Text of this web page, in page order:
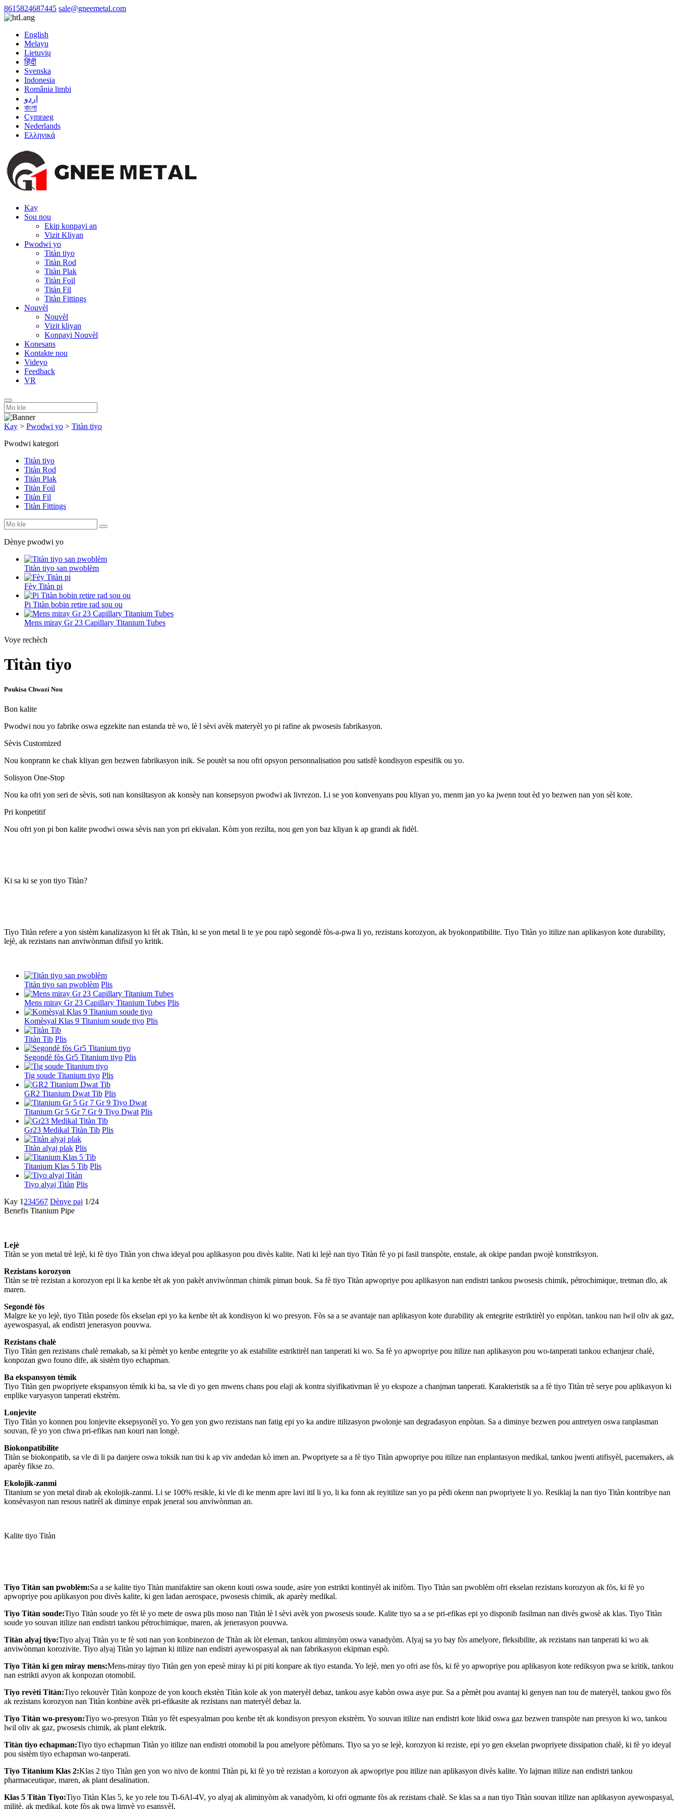
8615824687445 sale@gneemetal.com
Lang
English
Melayu
Lietuvių
हिंदी
Svenska
Indonesia
România limbi
اردو
বাংলা
Cymraeg
Nederlands
Ελληνικά
Kay
Sou nou
Ekip konpayi an
Vizit Kliyan
Pwodwi yo
Titàn tiyo
Titàn Rod
Titàn Plak
Titàn Foil
Titàn Fil
Titàn Fittings
Nouvèl
Nouvèl
Vizit kliyan
Konpayi Nouvèl
Konesans
Kontakte nou
Videyo
Feedback
VR
Kay > Pwodwi yo > Titàn tiyo
Pwodwi kategori
Titàn tiyo
Titàn Rod
Titàn Plak
Titàn Foil
Titàn Fil
Titàn Fittings
Dènye pwodwi yo
Titàn tiyo san pwoblèm
Fèy Titàn pi
Pi Titàn bobin retire rad sou ou
Mens miray Gr 23 Capillary Titanium Tubes
Voye rechèch
Titàn tiyo
Poukisa Chwazi Nou
Bon kalite
Pwodwi nou yo fabrike oswa egzekite nan estanda trè wo, lè l sèvi avèk materyèl yo pi rafine ak pwosesis fabrikasyon.
Sèvis Customized
Nou konprann ke chak kliyan gen bezwen fabrikasyon inik. Se poutèt sa nou ofri opsyon personnalisation pou satisfè kondisyon espesifik ou yo.
Solisyon One-Stop
Nou ka ofri yon seri de sèvis, soti nan konsiltasyon ak konsèy nan konsepsyon pwodwi ak livrezon. Li se yon konvenyans pou kliyan yo, menm jan yo ka jwenn tout èd yo bezwen nan yon sèl kote.
Pri konpetitif
Nou ofri yon pi bon kalite pwodwi oswa sèvis nan yon pri ekivalan. Kòm yon rezilta, nou gen yon baz kliyan k ap grandi ak fidèl.
Ki sa ki se yon tiyo Titàn?
Tiyo Titàn refere a yon sistèm kanalizasyon ki fèt ak Titàn, ki se yon metal li te ye pou rapò segondè fòs-a-pwa li yo, rezistans korozyon, ak byokonpatibilite. Tiyo Titàn yo itilize nan aplikasyon kote durability,
lejè, ak rezistans nan anviwònman difisil yo kritik.
Titàn tiyo san pwoblèm Plis
Mens miray Gr 23 Capillary Titanium Tubes Plis
Komèsyal Klas 9 Titanium soude tiyo Plis
Titàn Tib Plis
Segondè fòs Gr5 Titanium tiyo Plis
Tig soude Titanium tiyo Plis
GR2 Titanium Dwat Tib Plis
Titanium Gr 5 Gr 7 Gr 9 Tiyo Dwat Plis
Gr23 Medikal Titàn Tib Plis
Titàn alyaj plak Plis
Titanium Klas 5 Tib Plis
Tiyo alyaj Titàn Plis
Kay 1 234567 Dènye paj 1/24
Benefis Titanium Pipe
Lejè
Titàn se yon metal trè lejè, ki fè tiyo Titàn yon chwa ideyal pou aplikasyon pou divès kalite. Nati ki lejè nan tiyo Titàn fè yo pi fasil transpòte, enstale, ak okipe pandan pwojè konstriksyon.
Rezistans korozyon
Titàn se trè rezistan a korozyon epi li ka kenbe tèt ak yon pakèt anviwònman chimik piman bouk. Sa fè tiyo Titàn apwopriye pou aplikasyon nan endistri tankou pwosesis chimik, pétrochimique, tretman dlo, ak
maren.
Segondè fòs
Malgre ke yo lejè, tiyo Titàn posede fòs ekselan epi yo ka kenbe tèt ak kondisyon ki wo presyon. Fòs sa a se avantaje nan aplikasyon kote durability ak entegrite estriktirèl yo enpòtan, tankou nan lwil oliv ak gaz,
ayewospasyal, ak endistri jenerasyon pouvwa.
Rezistans chalè
Tiyo Titàn gen rezistans chalè remakab, sa ki pèmèt yo kenbe entegrite yo ak estabilite estriktirèl nan tanperati ki wo. Sa fè yo apwopriye pou itilize nan aplikasyon pou wo-tanperati tankou echanjeur chalè,
konpozan gwo founo dife, ak sistèm tiyo echapman.
Ba ekspansyon tèmik
Tiyo Titàn gen pwopriyete ekspansyon tèmik ki ba, sa vle di yo gen mwens chans pou elaji ak kontra siyifikativman lè yo ekspoze a chanjman tanperati. Karakteristik sa a fè tiyo Titàn trè serye pou aplikasyon ki
enplike varyasyon tanperati ekstrèm.
Lonjevite
Tiyo Titàn yo konnen pou lonjevite eksepsyonèl yo. Yo gen yon gwo rezistans nan fatig epi yo ka andire itilizasyon pwolonje san degradasyon enpòtan. Sa a diminye bezwen pou antretyen oswa ranplasman
souvan, fè yo yon chwa pri-efikas nan kouri nan longè.
Biokonpatibilite
Titàn se biokonpatib, sa vle di li pa danjere oswa toksik nan tisi k ap viv andedan kò imen an. Pwopriyete sa a fè tiyo Titàn apwopriye pou itilize nan enplantasyon medikal, tankou jwenti atifisyèl, pacemakers, ak
aparèy fikse zo.
Ekolojik-zanmi
Titanium se yon metal dirab ak ekolojik-zanmi. Li se 100% resikle, ki vle di ke menm apre lavi itil li yo, li ka fonn ak reyitilize san yo pa pèdi okenn nan pwopriyete li yo. Resiklaj la nan tiyo Titàn kontribye nan
konsèvasyon nan resous natirèl ak diminye enpak jeneral sou anviwònman an.
Kalite tiyo Titàn
Tiyo Titàn san pwoblèm:Sa a se kalite tiyo Titàn manifaktire san okenn kouti oswa soude, asire yon estrikti kontinyèl ak inifòm. Tiyo Titàn san pwoblèm ofri ekselan rezistans korozyon ak fòs, ki fè yo
apwopriye pou aplikasyon pou divès kalite, ki gen ladan aerospace, pwosesis chimik, ak aparèy medikal.
Tiyo Titàn soude:Tiyo Titàn soude yo fèt lè yo mete de oswa plis moso nan Titàn lè l sèvi avèk yon pwosesis soude. Kalite tiyo sa a se pri-efikas epi yo disponib fasilman nan divès gwosè ak klas. Tiyo Titàn
soude yo souvan itilize nan endistri tankou pétrochimique, maren, ak jenerasyon pouvwa.
Titàn alyaj tiyo:Tiyo alyaj Titàn yo te fè soti nan yon konbinezon de Titàn ak lòt eleman, tankou aliminyòm oswa vanadyòm. Alyaj sa yo bay fòs amelyore, fleksibilite, ak rezistans nan tanperati ki wo ak
anviwònman korozivite. Tiyo alyaj Titàn yo lajman ki itilize nan endistri ayewospasyal ak nan fabrikasyon ekipman espò.
Tiyo Titàn ki gen miray mens:Mens-miray tiyo Titàn gen yon epesè miray ki pi piti konpare ak tiyo estanda. Yo lejè, men yo ofri ase fòs, ki fè yo apwopriye pou aplikasyon kote rediksyon pwa se kritik, tankou
nan estrikti avyon ak konpozan otomobil.
Tiyo revèti Titàn:Tiyo rekouvèr Titàn konpoze de yon kouch ekstèn Titàn kole ak yon materyèl debaz, tankou asye kabòn oswa asye pur. Sa a pèmèt pou avantaj ki genyen nan tou de materyèl, tankou gwo fòs
ak rezistans korozyon nan Titàn konbine avèk pri-efikasite ak rezistans nan materyèl debaz la.
Tiyo Titàn wo-presyon:Tiyo wo-presyon Titàn yo fèt espesyalman pou kenbe tèt ak kondisyon presyon ekstrèm. Yo souvan itilize nan endistri kote likid oswa gaz bezwen transpòte nan presyon ki wo, tankou
lwil oliv ak gaz, pwosesis chimik, ak plant elektrik.
Titàn tiyo echapman:Tiyo tiyo echapman Titàn yo itilize nan endistri otomobil la pou amelyore pèfòmans. Tiyo sa yo se lejè, korozyon ki reziste, epi yo gen ekselan pwopriyete dissipation chalè, ki fè yo ideyal
pou sistèm tiyo echapman wo-tanperati.
Tiyo Titanium Klas 2:Klas 2 tiyo Titàn gen yon wo nivo de kontni Titàn pi, ki fè yo trè rezistan a korozyon ak apwopriye pou itilize nan aplikasyon divès kalite. Yo lajman itilize nan endistri tankou
pharmaceutique, maren, ak plant desalination.
Klas 5 Titàn Tiyo:Tiyo Titàn Klas 5, ke yo rele tou Ti-6Al-4V, yo alyaj ak aliminyòm ak vanadyòm, ki ofri ogmante fòs ak rezistans chalè. Se klas sa a nan tiyo Titàn souvan itilize nan aplikasyon ayewospasyal,
militè, ak medikal, kote fòs ak pwa limyè yo esansyèl.